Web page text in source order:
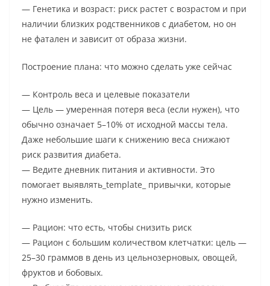
— Генетика и возраст: риск растет с возрастом и при
наличии близких родственников с диабетом, но он
не фатален и зависит от образа жизни.
Построение плана: что можно сделать уже сейчас
— Контроль веса и целевые показатели
— Цель — умеренная потеря веса (если нужен), что
обычно означает 5–10% от исходной массы тела.
Даже небольшие шаги к снижению веса снижают
риск развития диабета.
— Ведите дневник питания и активности. Это
помогает выявлять_template_ привычки, которые
нужно изменить.
— Рацион: что есть, чтобы снизить риск
— Рацион с большим количеством клетчатки: цель —
25–30 граммов в день из цельнозерновых, овощей,
фруктов и бобовых.